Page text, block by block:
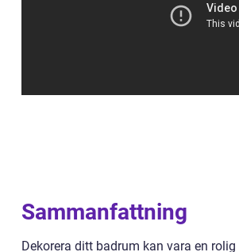
Sammanfattning
Dekorera ditt badrum kan vara en